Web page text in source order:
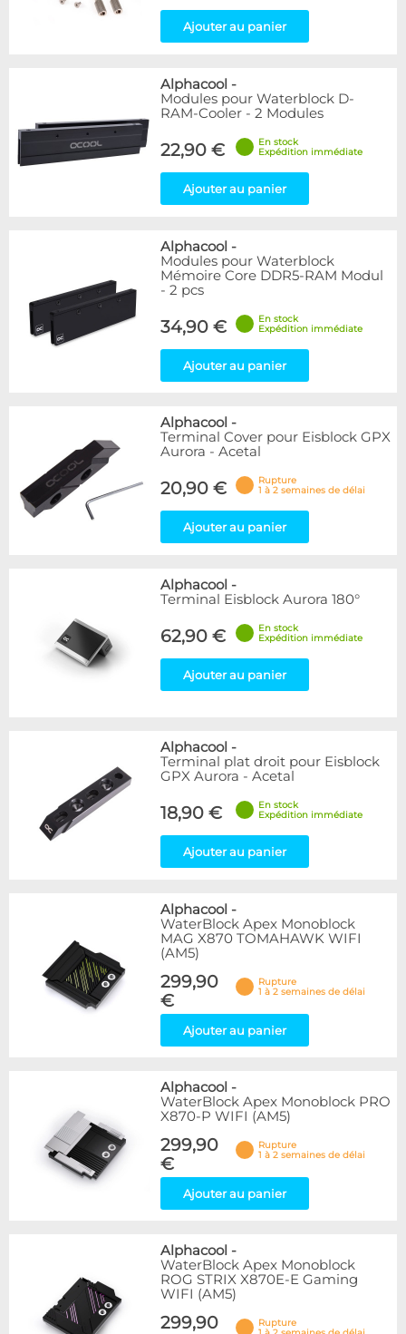
Ajouter au panier
Alphacool -
Modules pour Waterblock D-
RAM-Cooler - 2 Modules
22,90 €
En stock
Expédition immédiate
Ajouter au panier
Alphacool -
Modules pour Waterblock
Mémoire Core DDR5-RAM Modul
- 2 pcs
34,90 €
En stock
Expédition immédiate
Ajouter au panier
Alphacool -
Terminal Cover pour Eisblock GPX
Aurora - Acetal
20,90 €
Rupture
1 à 2 semaines de délai
Ajouter au panier
Alphacool -
Terminal Eisblock Aurora 180°
62,90 €
En stock
Expédition immédiate
Ajouter au panier
Alphacool -
Terminal plat droit pour Eisblock
GPX Aurora - Acetal
18,90 €
En stock
Expédition immédiate
Ajouter au panier
Alphacool -
WaterBlock Apex Monoblock
MAG X870 TOMAHAWK WIFI
(AM5)
299,90
€
Rupture
1 à 2 semaines de délai
Ajouter au panier
Alphacool -
WaterBlock Apex Monoblock PRO
X870-P WIFI (AM5)
299,90
€
Rupture
1 à 2 semaines de délai
Ajouter au panier
Alphacool -
WaterBlock Apex Monoblock
ROG STRIX X870E-E Gaming
WIFI (AM5)
299,90
Rupture